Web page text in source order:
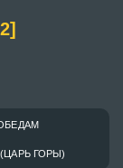
ГОРЫ)